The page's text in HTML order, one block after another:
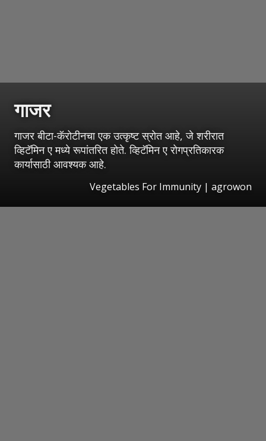
गाजर
गाजर बीटा-कॅरोटीनचा एक उत्कृष्ट स्रोत आहे, जे शरीरात
व्हिटॅमिन ए मध्ये रूपांतरित होते. व्हिटॅमिन ए रोगप्रतिकारक
कार्यासाठी आवश्यक आहे.
Vegetables For Immunity | agrowon